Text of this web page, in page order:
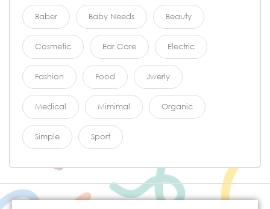
Baber Baby Needs Beauty
Cosmetic Ear Care Electric
Fashion Food Jwerly
Medical Mimimal Organic
Simple Sport